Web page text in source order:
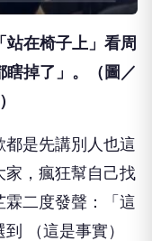
在椅子上」看周
掉了」。（圖／
是先講別人也這
家，瘋狂幫自己找
二度發聲：「這
（這是事實）